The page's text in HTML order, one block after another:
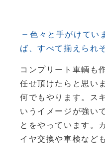
色々と手がけてい
ば、すべて揃えられ
コンプリート車輌も
任せ頂けたらと思い
何でもやります。ス
いうイメージが強い
とをやっています。
イヤ交換や車検など